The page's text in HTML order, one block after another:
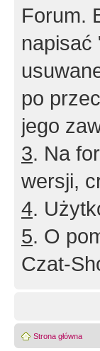
Forum.
napisać
po
jego
3. Na
wersji,
4.
5. O
Czat-
Strona główna